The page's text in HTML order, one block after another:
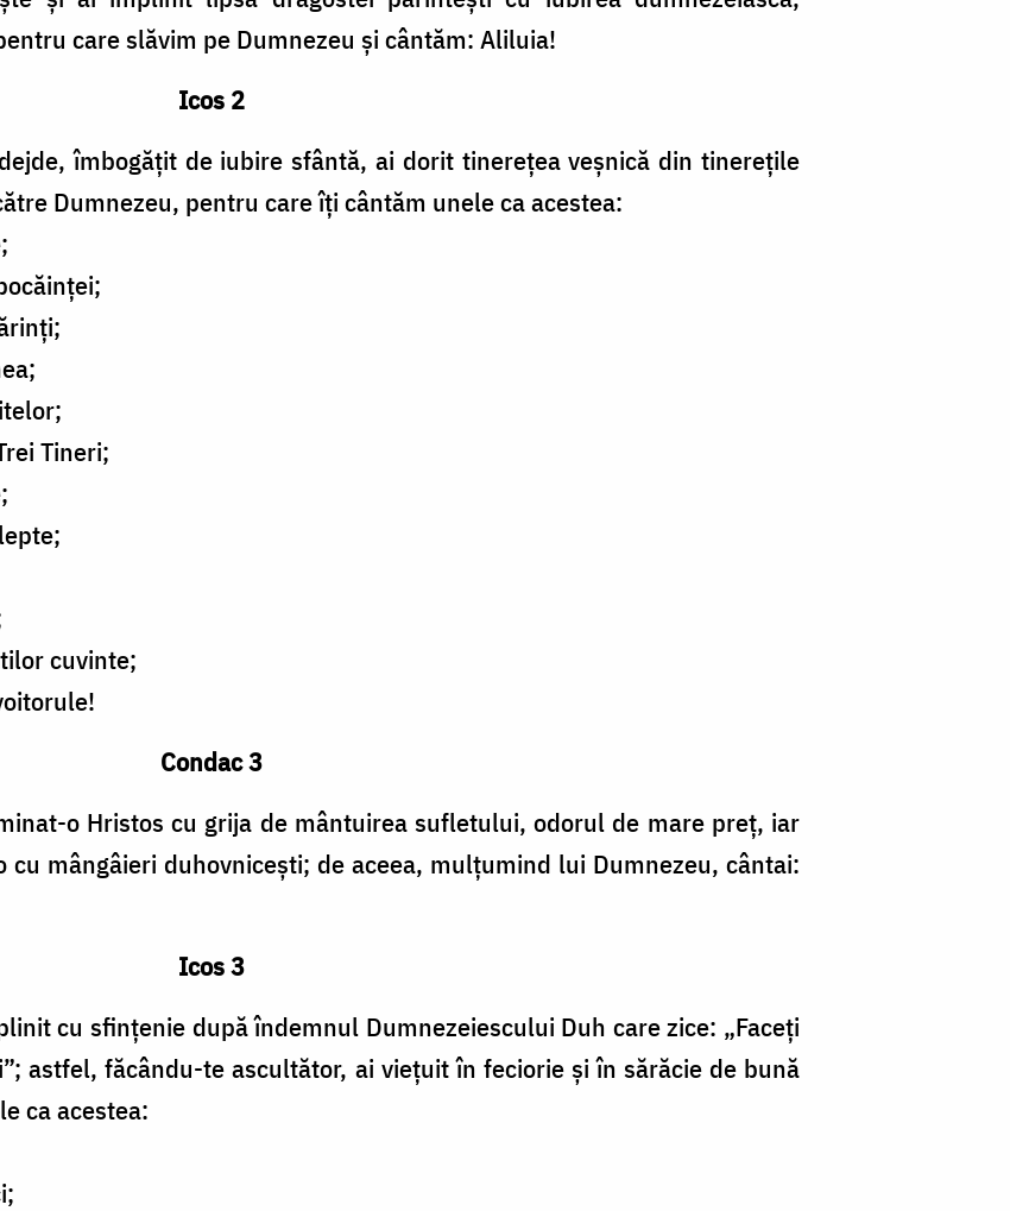
care slăvim pe Dumnezeu și cântăm: Aliluia!
Icos 2
îmbogățit de iubire sfântă, ai dorit tinerețea veșnică din tinerețile
Dumnezeu, pentru care îți cântăm unele ca acestea:
Tineri;
cuvinte;
Condac 3
o Hristos cu grija de mântuirea sufletului, odorul de mare preț, iar
mângâieri duhovnicești; de aceea, mulțumind lui Dumnezeu, cântai:
Icos 3
cu sfințenie după îndemnul Dumnezeiescului Duh care zice: „Faceți
astfel, făcându-te ascultător, ai viețuit în feciorie și în sărăcie de bună
ca acestea: